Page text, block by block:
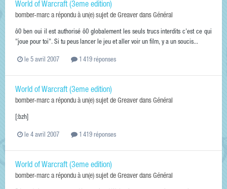
World of Warcraft (3eme edition)
bomber-marc a répondu à un(e) sujet de Greaver dans Général
ô0 ben oui il est authorisé ô0 globalement les seuls trucs interdits c'est ce qui
"joue pour toi". Si tu peus lancer le jeu et aller voir un film, y a un soucis...
le 5 avril 2007 1 419 réponses
World of Warcraft (3eme edition)
bomber-marc a répondu à un(e) sujet de Greaver dans Général
[:bzh]
le 4 avril 2007 1 419 réponses
World of Warcraft (3eme edition)
bomber-marc a répondu à un(e) sujet de Greaver dans Général